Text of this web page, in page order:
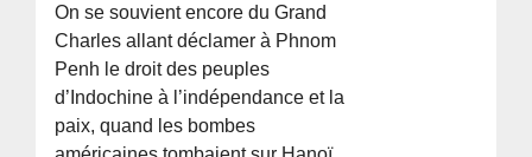
On se souvient encore du Grand
Charles allant déclamer à Phnom
Penh le droit des peuples
d’Indochine à l’indépendance et la
paix, quand les bombes